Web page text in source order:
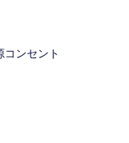
ンセント